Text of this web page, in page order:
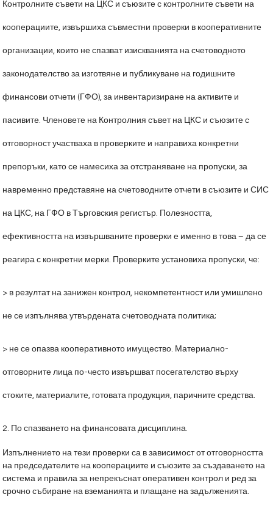
Контролните съвети на ЦКС и съюзите с контролните съвети на
кооперациите, извършиха съвместни проверки в кооперативните
организации, които не спазват изискванията на счетоводното
законодателство за изготвяне и публикуване на годишните
финансови отчети (ГФО), за инвентаризиране на активите и
пасивите. Членовете на Контролния съвет на ЦКС и съюзите с
отговорност участваха в проверките и направиха конкретни
препоръки, като се намесиха за отстраняване на пропуски, за
навременно представяне на счетоводните отчети в съюзите и СИС
на ЦКС, на ГФО в Търговския регистър. Полезността,
ефективността на извършваните проверки е именно в това – да се
реагира с конкретни мерки. Проверките установиха пропуски, че:
> в резултат на занижен контрол, некомпетентност или умишлено
не се изпълнява утвърдената счетоводната политика;
> не се опазва кооперативното имущество. Материално-
отговорните лица по-често извършват посегателство върху
стоките, материалите, готовата продукция, паричните средства.
2. По спазването на финансовата дисциплина.
Изпълнението на тези проверки са в зависимост от отговорността
на председателите на кооперациите и съюзите за създаването на
система и правила за непрекъснат оперативен контрол и ред за
срочно събиране на вземанията и плащане на задълженията.